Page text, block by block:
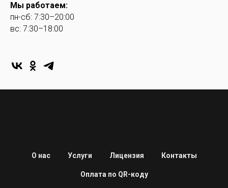
Мы работаем:
пн-сб: 7:30–20:00
вс: 7:30–18:00
О нас Услуги Лицензия Контакты
Оплата по QR-коду